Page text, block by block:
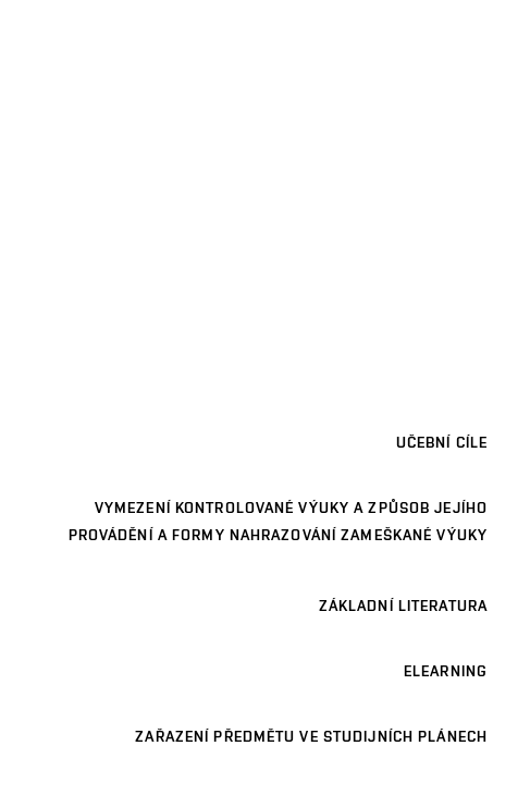
UČEBNÍ CÍLE
VYMEZENÍ KONTROLOVANÉ VÝUKY A ZPŮSOB JEJÍHO
PROVÁDĚNÍ A FORMY NAHRAZOVÁNÍ ZAMEŠKANÉ VÝUKY
ZÁKLADNÍ LITERATURA
ELEARNING
ZAŘAZENÍ PŘEDMĚTU VE STUDIJNÍCH PLÁNECH